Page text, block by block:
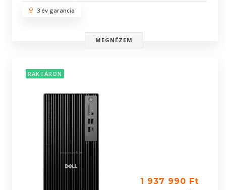
3 év garancia
MEGNÉZEM
RAKTÁRON
1 937 990 Ft